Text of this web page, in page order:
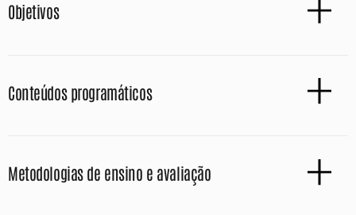
Objetivos
Conteúdos programáticos
Metodologias de ensino e avaliação